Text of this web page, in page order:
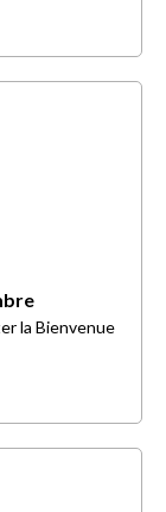
la Bienvenue